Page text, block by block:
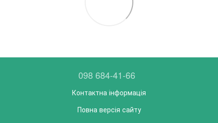
098 684-41-66
Контактна інформація
Повна версія сайту